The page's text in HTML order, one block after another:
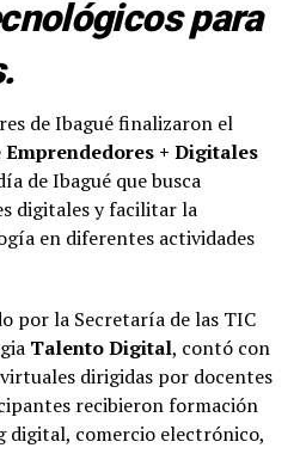
para
de Ibagué finalizaron el
Emprendedores + Digitales
de Ibagué que busca
digitales y facilitar la
en diferentes actividades
por la Secretaría de las TIC
Talento Digital, contó con
dirigidas por docentes
recibieron formación
digital, comercio electrónico,